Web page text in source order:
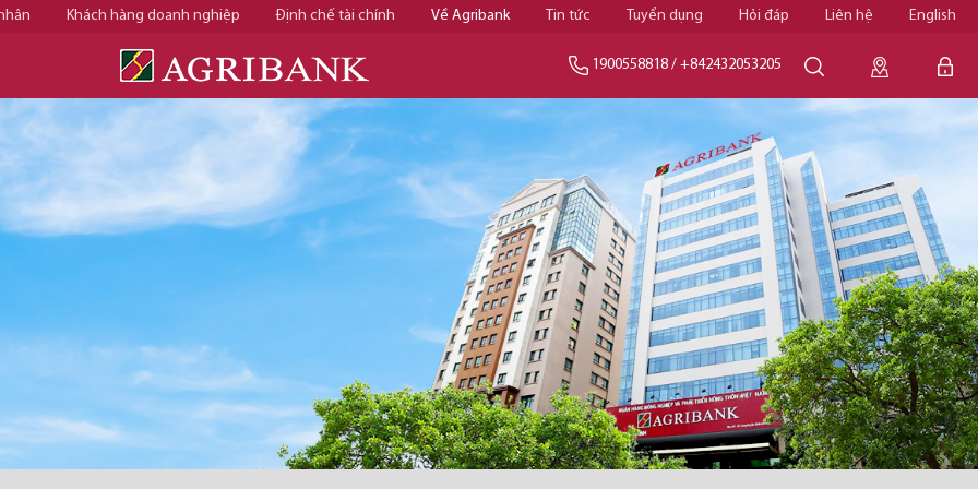
Khách hàng doanh nghiệp Định chế tài chính Về Agribank Tin tức Tuyển dụng Hỏi đáp Liên hệ English
1900558818 / +842432053205